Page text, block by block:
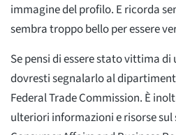
immagine del profilo. E ricorda
sembra troppo bello per essere
Se pensi di essere stato vittima
dovresti segnalarlo al
Federal Trade Commission. È
ulteriori informazioni e risorse sul